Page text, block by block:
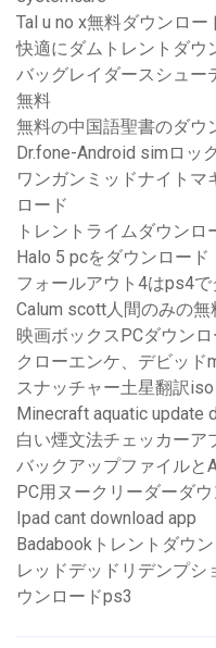
Tal u no x無料ダウンロー
快適にダムトレントダウ
バッグレイダースシュー
無料
無料の中国語聖書のダウ
Dr.fone-Android simロッ
ワンガンミッドナイトマ
ロード
トレントライムダウンロ
Halo 5 pcをダウンロード
フォールアウト4はps4
Calum scott人間のみの無
映画ボックスPCダウン
クローエンケ、デビッドm
スナッチャー土星翻訳
Minecraft aquatic update
白い煙文法チェッカーア
バックアップファイルと
PC用ヌークリーダーダ
Ipad cant download app
Badabookトレントダウ
レッドデッドリデンプ
ウンロードps3